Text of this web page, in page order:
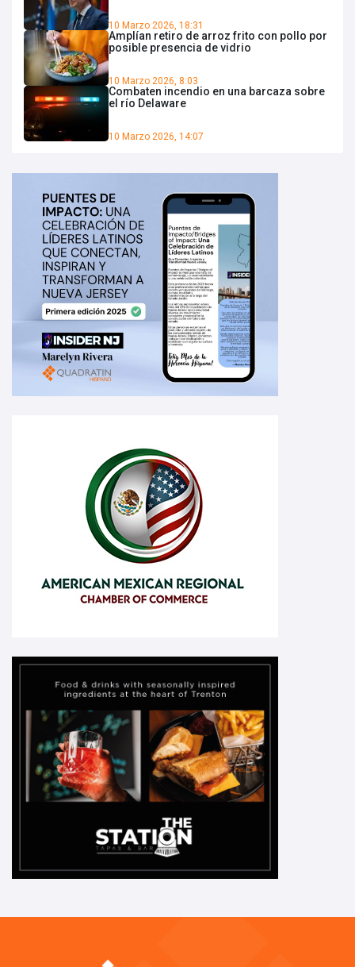
10 Marzo 2026, 18:31
Amplían retiro de arroz frito con pollo por
posible presencia de vidrio
10 Marzo 2026, 8:03
Combaten incendio en una barcaza sobre
el río Delaware
10 Marzo 2026, 14:07